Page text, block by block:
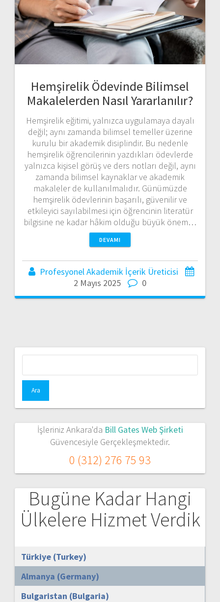
Hemşirelik Ödevinde Bilimsel
Makalelerden Nasıl Yararlanılır?
Hemşirelik eğitimi, yalnızca uygulamaya dayalı
değil; aynı zamanda bilimsel temeller üzerine
kurulu bir akademik disiplindir. Bu nedenle
hemşirelik öğrencilerinin yazdıkları ödevlerde
yalnızca kişisel görüş ve ders notları değil, aynı
zamanda bilimsel kaynaklar ve akademik
makaleler de kullanılmalıdır. Günümüzde
hemşirelik ödevlerinin başarılı, güvenilir ve
etkileyici sayılabilmesi için öğrencinin literatür
bilgisine ne kadar hâkim olduğu büyük önem…
DEVAMI
Profesyonel Akademik İçerik Üreticisi
2 Mayıs 2025
0
İşleriniz Ankara'da Bill Gates Web Şirketi
Güvencesiyle Gerçekleşmektedir.
0 (312) 276 75 93
Bugüne Kadar Hangi
Ülkelere Hizmet Verdik
Türkiye (Turkey)
Almanya (Germany)
Bulgaristan (Bulgaria)